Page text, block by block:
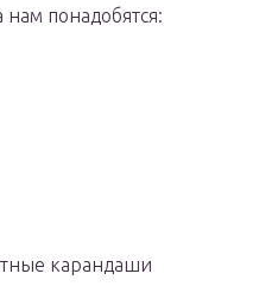
нам понадобятся:
карандаши